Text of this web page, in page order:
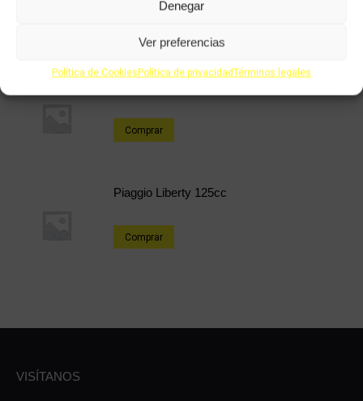
Denegar
Ver preferencias
Política de CookiesPolítica de privacidadTérminos legales
Comprar
Piaggio Liberty 125cc
Comprar
VISÍTANOS